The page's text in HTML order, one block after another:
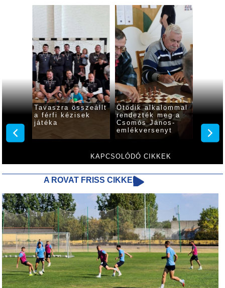
KAPCSOLÓDÓ CIKKEK
a
Tavaszra összeállt
a férfi kézisek
játéka
Ötödik alkalommal
rendezték meg a
Csomós János-
emlékversenyt
a
A ROVAT FRISS CIKKEI